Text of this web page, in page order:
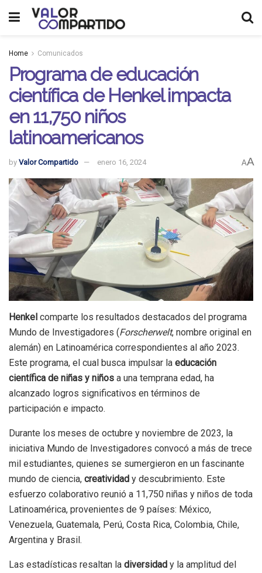
Home Comunicados
Programa de educación
científica de Henkel impacta
en 11,750 niños
latinoamericanos
by Valor Compartido enero 16, 2024 AA
Henkel comparte los resultados destacados del programa
Mundo de Investigadores (Forscherwelt, nombre original en
alemán) en Latinoamérica correspondientes al año 2023.
Este programa, el cual busca impulsar la educación
científica de niñas y niños a una temprana edad, ha
alcanzado logros significativos en términos de
participación e impacto.
Durante los meses de octubre y noviembre de 2023, la
iniciativa Mundo de Investigadores convocó a más de trece
mil estudiantes, quienes se sumergieron en un fascinante
mundo de ciencia, creatividad y descubrimiento. Este
esfuerzo colaborativo reunió a 11,750 niñas y niños de toda
Latinoamérica, provenientes de 9 países: México,
Venezuela, Guatemala, Perú, Costa Rica, Colombia, Chile,
Argentina y Brasil.
Las estadísticas resaltan la diversidad y la amplitud del